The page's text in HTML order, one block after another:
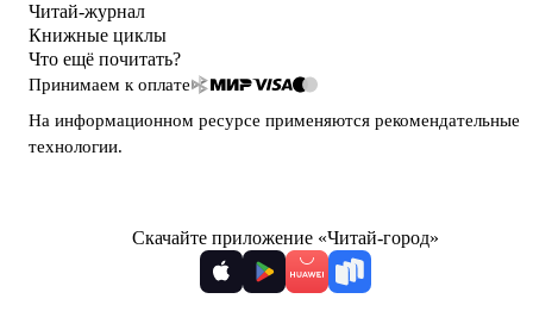
Читай-журнал
Книжные циклы
Что ещё почитать?
Принимаем к оплате
На информационном ресурсе применяются рекомендательные
технологии.
Скачайте приложение «Читай-город»